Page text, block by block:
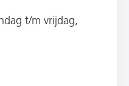
t/m vrijdag,